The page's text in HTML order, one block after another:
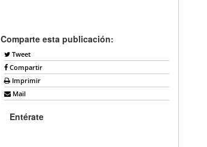
Comparte esta publicación:
Tweet
Compartir
Imprimir
Mail
Entérate